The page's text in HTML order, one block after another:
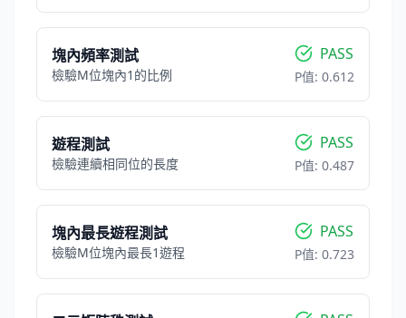
塊內頻率測試
檢驗M位塊內1的比例
PASS
P值: 0.612
遊程測試
檢驗連續相同位的長度
PASS
P值: 0.487
塊內最長遊程測試
檢驗M位塊內最長1遊程
PASS
P值: 0.723